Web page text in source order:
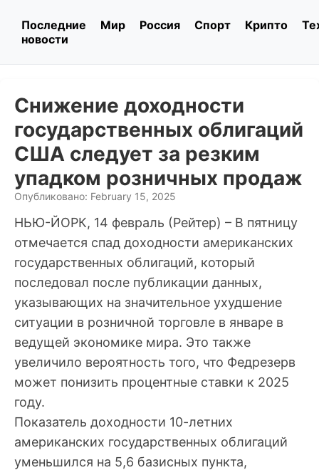
Последние
новости
Мир Россия Спорт Крипто
Снижение доходности
государственных облигаций
США следует за резким
упадком розничных продаж
Опубликовано: February 15, 2025
НЬЮ-ЙОРК, 14 февраль (Рейтер) – В пятницу
отмечается спад доходности американских
государственных облигаций, который
последовал после публикации данных,
указывающих на значительное ухудшение
ситуации в розничной торговле в январе в
ведущей экономике мира. Это также
увеличило вероятность того, что Федрезерв
может понизить процентные ставки к 2025
году.
Показатель доходности 10-летних
американских государственных облигаций
уменьшился на 5,6 базисных пункта,